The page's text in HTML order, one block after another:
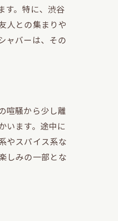
す。特に、渋谷
人との集まりや
ャバーは、その
喧騒から少し離
います。途中に
やスパイス系な
しみの一部とな